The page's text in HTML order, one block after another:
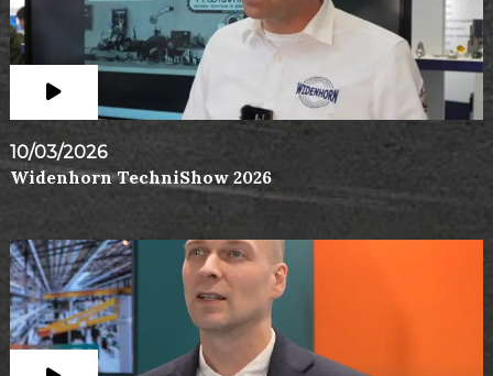
10/03/2026
Widenhorn TechniShow 2026